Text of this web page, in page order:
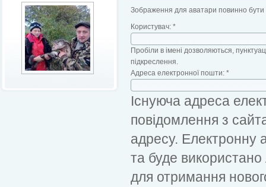
Зображення для аватари повинно бути
Користувач: *
Пробіли в імені дозволяються,
підкреслення.
Адреса електронної пошти: *
Існуюча адреса
повідомлення з
адресу. Електронну
та буде
для отримання